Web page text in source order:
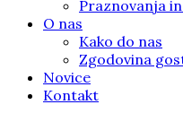
Praznovanja
O nas
Kako do nas
Zgodovina
Novice
Kontakt